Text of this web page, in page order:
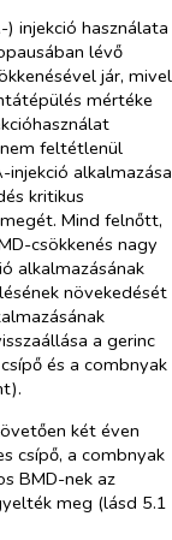
injekció használata
lévő
jár, mivel
mértéke
feltétlenül
injekció alkalmazása
kritikus
Mind felnőtt,
csökkenés nagy
alkalmazásának
növekedését
a gerinc
és a combnyak
két éven
csípő, a combnyak
BMD-nek az
meg (lásd 5.1